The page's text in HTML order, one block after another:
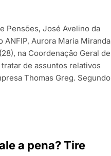
Pensões, José Avelino da
ANFIP, Aurora Maria Miranda
na Coordenação Geral de
de assuntos relativos
Thomas Greg. Segundo
a pena? Tire